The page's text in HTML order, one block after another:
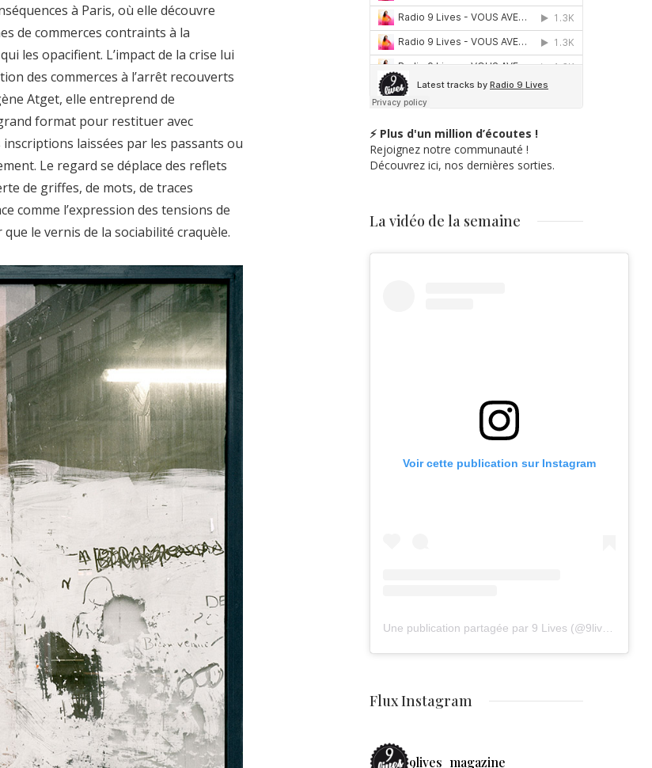
à Paris, où elle découvre
de commerces contraints à la
les opacifient. L’impact de la crise lui
des commerces à l’arrêt recouverts
Atget, elle entreprend de
format pour restituer avec
laissées par les passants ou
Le regard se déplace des reflets
de griffes, de mots, de traces
comme l’expression des tensions de
le vernis de la sociabilité craquèle.
⚡ Plus d'un million d’écoutes !
Rejoignez notre communauté !
Découvrez ici, nos dernières sorties.
La vidéo de la semaine
Voir cette publication sur Instagram
Flux Instagram
9lives_magazine